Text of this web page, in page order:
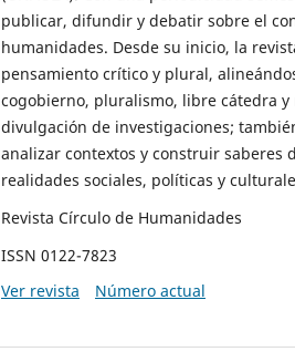
publicar, difundir y debatir sobre el
humanidades. Desde su inicio, la
pensamiento crítico y plural,
cogobierno, pluralismo, libre cátedra
divulgación de investigaciones;
analizar contextos y construir saberes
realidades sociales, políticas y
Revista Círculo de Humanidades
ISSN 0122-7823
Ver revista
Número actual